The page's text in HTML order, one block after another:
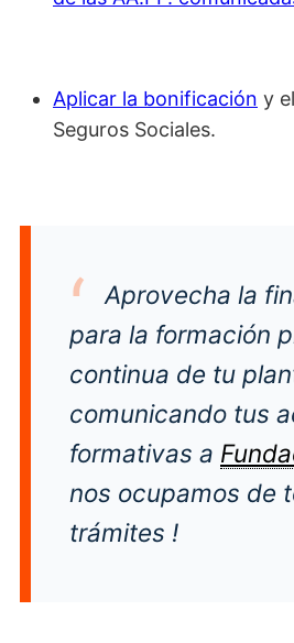
Aplicar la bonificación y
Seguros Sociales.
Aprovecha la fin
para la formación
continua de tu
comunicando tus
formativas a
nos ocupamos de
trámites !